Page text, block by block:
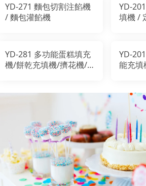
YD-271 麵包切割注餡機
/ 麵包灌餡機
YD-
填機 /
YD-281 多功能蛋糕填充
機/餅乾充填機/擠花機/
YD-
能充填